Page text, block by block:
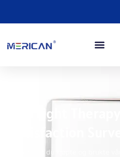
Red Light
Satisfaction Survey
Takk for at du kjøpte og brukte